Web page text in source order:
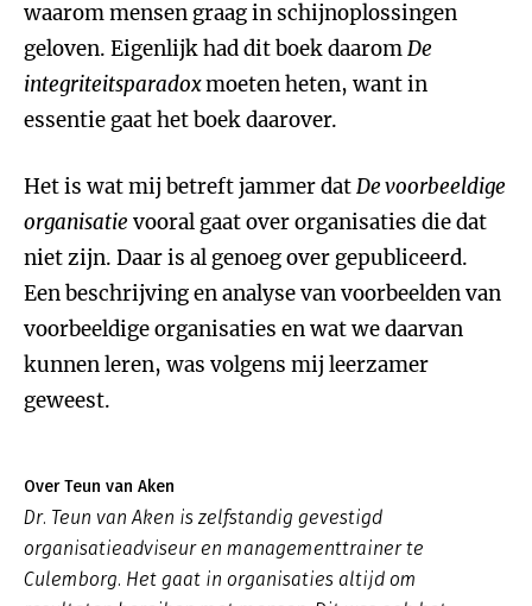
waarom mensen graag in schijnoplossingen
geloven. Eigenlijk had dit boek daaromDe
integriteitsparadoxmoeten heten, want in
essentie gaat het boek daarover.
Het is wat mij betreft jammer datDevoorbeeldige
organisatie vooral gaat over organisaties die dat
niet zijn. Daar is al genoeg over gepubliceerd.
Een beschrijving en analyse van voorbeelden van
voorbeeldige organisaties en wat we daarvan
kunnen leren, was volgens mij leerzamer
geweest.
Over Teun van Aken
Dr. Teun van Aken is zelfstandig gevestigd
organisatieadviseur en managementtrainer te
Culemborg. Het gaat in organisaties altijd om